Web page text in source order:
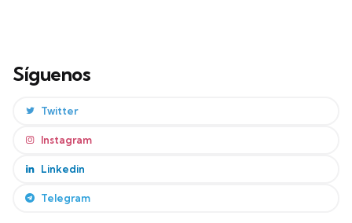
Síguenos
Twitter
Instagram
Linkedin
Telegram